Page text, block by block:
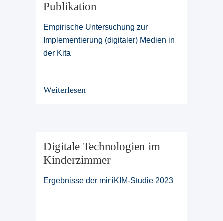
Publikation
Empirische Untersuchung zur
Implementierung (digitaler) Medien in
der Kita
Weiterlesen
Digitale Technologien im
Kinderzimmer
Ergebnisse der miniKIM-Studie 2023